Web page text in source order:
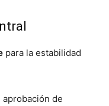
para la estabilidad
aprobación de